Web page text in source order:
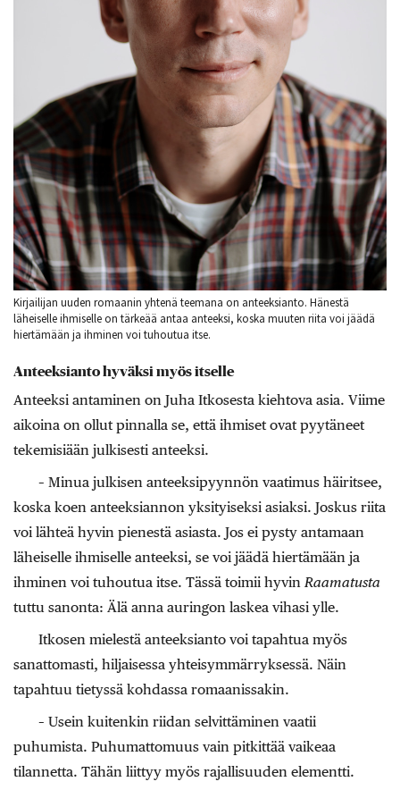
Kirjailijan uuden romaanin yhtenä teemana on anteeksianto. Hänestä
läheiselle ihmiselle on tärkeää antaa anteeksi, koska muuten riita voi jäädä
hiertämään ja ihminen voi tuhoutua itse.
Anteeksianto hyväksi myös itselle
Anteeksi antaminen on Juha Itkosesta kiehtova asia. Viime
aikoina on ollut pinnalla se, että ihmiset ovat pyytäneet
tekemisiään julkisesti ­anteeksi.
– Minua julkisen anteeksipyynnön vaatimus häiritsee,
koska koen anteeksiannon yksityiseksi asiaksi. Joskus riita
voi lähteä hyvin pienestä asias­ta. Jos ei pysty antamaan
läheiselle ihmiselle anteeksi, se voi jäädä hiertämään ja
ihminen voi tuhoutua itse. Tässä toimii hyvin Raamatusta
tuttu sanonta: Älä anna auringon laskea vihasi ylle.
Itkosen mielestä anteeksianto voi tapahtua myös
sanattomasti, hiljaisessa yhteisymmärryksessä. Näin
tapahtuu tietyssä kohdassa romaanissakin.
– Usein kuitenkin riidan selvittäminen vaatii
puhumista. Puhumattomuus vain pitkittää vaikeaa
tilannetta. Tähän liittyy myös rajallisuuden elementti.